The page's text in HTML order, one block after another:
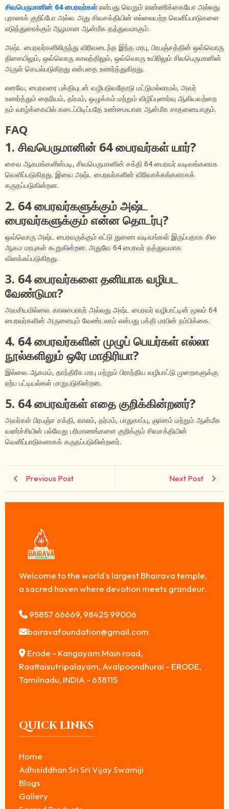
சிவபெருமானின் 64 பைரவர்கள்என்பது வெறும் எண்ணிக்கையோ அல்லது
புராணக் குறிப்போ அல்ல. அது சிவசக்தியின் எல்லையற்ற வெளிப்பாடுகளை
எடுத்துரைக்கும் ஆழமான ஆன்மீக தத்துவமாகும்.
அஷ்ட பைரவர்களிலிருந்து விரிவடைந்த இந்த மரபு, பிரபஞ்சத்தின் ஒவ்வொரு
திசையிலும், ஒவ்வொரு காலத்திலும், ஒவ்வொரு உயிரிலும் சிவபெருமானின்
அருள் செயல்படுகிறது என்பதை உணர்த்துகிறது.
எனவே, பைரவரை பக்தியுடன் வழிபடுவதோடு மட்டுமல்லாமல், அவர்
உணர்த்தும் தைரியம், தர்மம், ஒழுக்கம் மற்றும் விழிப்புணர்வு ஆகியவற்றை
நம் வாழ்க்கையில் கடைப்பிடிப்பதே உண்மையான ஆன்மீக சாதனையாகும்.
FAQ
1. சிவபெருமானின் 64 பைரவர்கள் யார்?
சைவ ஆகமங்களின்படி, சிவபெருமானின் சக்தி 64 பைரவர் வடிவங்களாக
வெளிப்படுகிறது. இவை அஷ்ட பைரவர்களின் விரிவாக்கங்களாகக்
கருதப்படுகின்றன.
2. 64 பைரவர்களுக்கும் அஷ்ட
பைரவர்களுக்கும் என்ன தொடர்பு?
ஒவ்வொரு அஷ்ட பைரவருக்கும் எட்டு துணை வடிவங்கள் இருப்பதாக சில
ஆகம மரபுகள் கூறுகின்றன. அதுவே 64 பைரவர் தத்துவமாக
விளக்கப்படுகிறது.
3. 64 பைரவர்களை தனியாக வழிபட
வேண்டுமா?
அவசியமில்லை. காலபைரவர் அல்லது அஷ்ட பைரவர் வழிபாட்டின் மூலம் 64
பைரவர்களின் அருளையும் வேண்டலாம் என்பது பக்தி மரபின் நம்பிக்கை.
4. 64 பைரவர்களின் முழுப் பெயர்கள் எல்லா
நூல்களிலும் ஒரே மாதிரியா?
இல்லை. ஆகமம், தாந்திரீக மரபு மற்றும் பிராந்திய வழிபாட்டு முறைகளுக்கு
ஏற்ப பட்டியல்கள் மாறுபடுகின்றன.
5. 64 பைரவர்கள் எதை குறிக்கின்றனர்?
அவர்கள் பிரபஞ்ச சக்தி, காலம், தர்மம், பாதுகாப்பு, ஞானம் மற்றும் ஆன்மீக
வளர்ச்சியின் பல்வேறு பரிமாணங்களை குறிக்கும் சிவசக்தியின்
வெளிப்பாடுகளாகக் கருதப்படுகின்றனர்.
Previous Post Next Post
Welcome to the world's largest Bhairava temple,
a sacred haven where devotion meets grandeur.
95857 66669, 98425 99006
bairavafoundation@gmail.com
Erode - Kangayam Main road,
Raattaisutripalayam, Avalpoondhurai - ERODE,
Tamilnadu, INDIA - 638115
QUICK LINKS
Home
Adhisiddhan Sri Sri Vijay Swamiji
Blogs
Gallery